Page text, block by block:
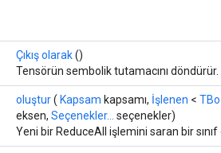
Çıkış olarak()
Tensörün sembolik tutamacını döndürür.
oluştur( Kapsam kapsamı, İşlenen <
eksen, Seçenekler...
seçenekler)
Yeni bir ReduceAll işlemini saran bir